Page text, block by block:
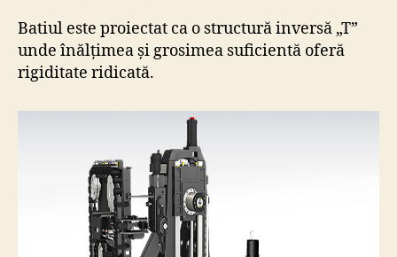
Batiul este proiectat ca o structură inversă „T”
unde înălțimea și grosimea suficientă oferă
rigiditate ridicată.